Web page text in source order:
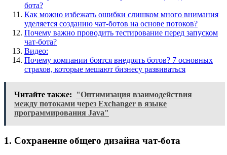
бота?
Как можно избежать ошибки слишком много внимания
уделяется созданию чат-ботов на основе потоков?
Почему важно проводить тестирование перед запуском
чат-бота?
Видео:
Почему компании боятся внедрять ботов? 7 основных
страхов, которые мешают бизнесу развиваться
Читайте также: "Оптимизация взаимодействия
между потоками через Exchanger в языке
программирования Java"
1. Сохранение общего дизайна чат-бота